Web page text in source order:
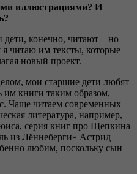
иллюстрациями? И
конечно, читают – но
читаю им тексты, которые
новый проект.
мои старшие дети любят
им книги таким образом,
Чаще читаем современных
литература, например,
серия книг про Щепкина
из Лённеберги» Астрид
любим, поскольку сын